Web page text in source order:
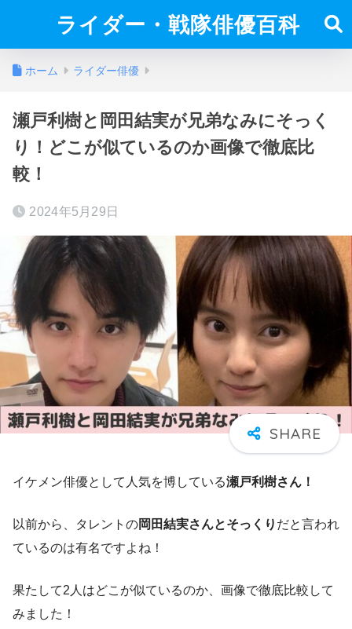
ライダー・戦隊俳優百科
ホーム ライダー俳優
瀬戸利樹と岡田結実が兄弟なみにそっく
り！どこが似ているのか画像で徹底比
較！
2024年5月29日
イケメン俳優として人気を博している瀬戸利樹さん！
以前から、タレントの岡田結実さんとそっくり だと言われ
ているのは有名ですよね！
果たして2人はどこが似ているのか、画像で徹底比較して
みました！